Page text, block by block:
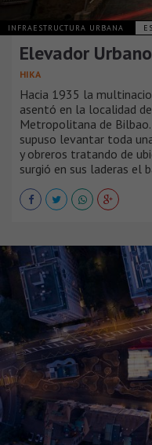
INFRAESTRUCTURA URBANA
Elevador Urbano
HIKA
Hacia 1935 la
asentó en la localidad
Metropolitana de
supuso levantar toda
y obreros tratando de
surgió en sus laderas el